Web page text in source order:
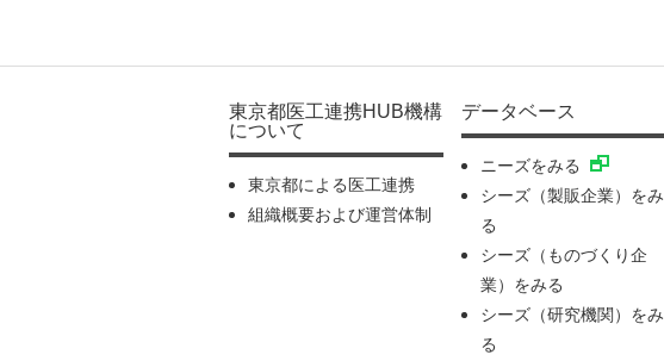
東京都医工連携HUB機構
について
東京都による医工連携
組織概要および運営体制
データベース
ニーズをみる
シーズ（製販企業）をみ
る
シーズ（ものづくり企
業）をみる
シーズ（研究機関）をみ
る